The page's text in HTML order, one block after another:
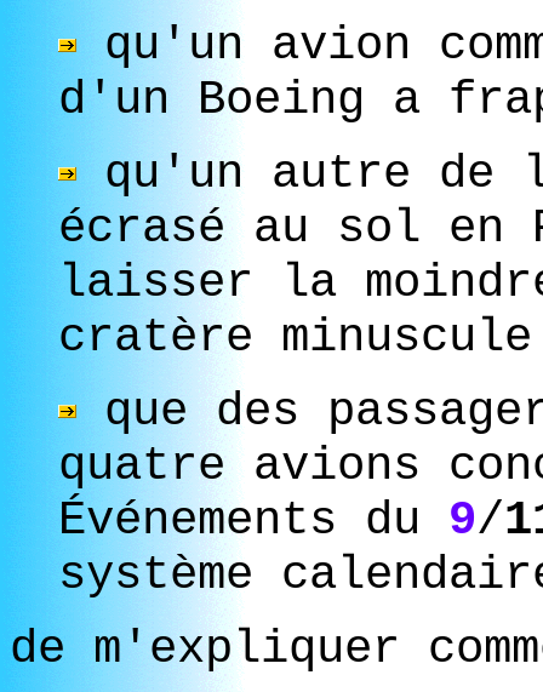
qu'un avion
d'un Boeing a
qu'un autre de
écrasé au sol en
laisser la
cratère
que des
quatre avions
Événements du 9/
système
de m'expliquer